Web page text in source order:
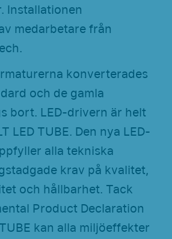
Installationen
medarbetare från
konverterades
och de gamla
bort. LED-drivern är helt
LED TUBE. Den nya LED-
alla tekniska
krav på kvalitet,
och hållbarhet. Tack
Product Declaration
kan alla miljöeffekter